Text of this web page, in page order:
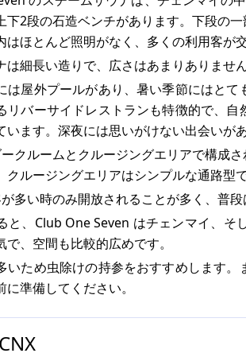
下2段の石造ベンチがあります。下段の
はほとんど照明がなく、多くの利用客が
は細長い造りで、広さはあまりありませ
は屋外プールがあり、暑い季節にはと
リバーサイドレストランも特徴的で、
います。深夜には思いがけない出会いが
クルームとクルージングエリアで構成
クルージングエリアはシンプルな通路型
多い時のみ開放されることが多く、普
と、Club One Seven はチェンマイ、そ
で、空間も比較的広めです。
いため虫除けの持参をおすすめします
準備してください。